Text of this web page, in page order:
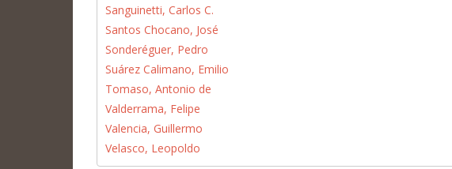
Sanguinetti, Carlos C.
Santos Chocano, José
Sonderéguer, Pedro
Suárez Calimano, Emilio
Tomaso, Antonio de
Valderrama, Felipe
Valencia, Guillermo
Velasco, Leopoldo